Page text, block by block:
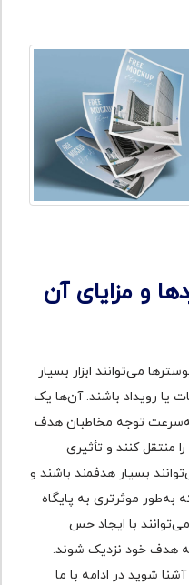
و مزایای آن
می‌توانند ابزار بسیار
یا رویداد باشند. آن‌ها یک
توجه مخاطبان هدف
منتقل کنند و تأثیری
بسیار هدفمند باشند و
به‌طور موثرتری به پایگاه
با ایجاد حس
هدف خود نزدیک شوند.
شوید در ادامه با ما